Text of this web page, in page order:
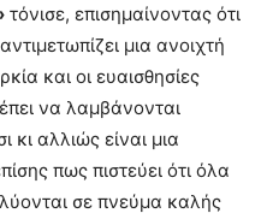
τόνισε, επισημαίνοντας ότι
μια ανοιχτή
και οι ευαισθησίες
να λαμβάνονται
κι αλλιώς είναι μια
πως πιστεύει ότι όλα
σε πνεύμα καλής